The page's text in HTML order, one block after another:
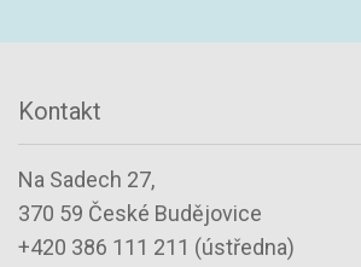
Kontakt
Na Sadech 27,
370 59 České Budějovice
+420 386 111 211 (ústředna)